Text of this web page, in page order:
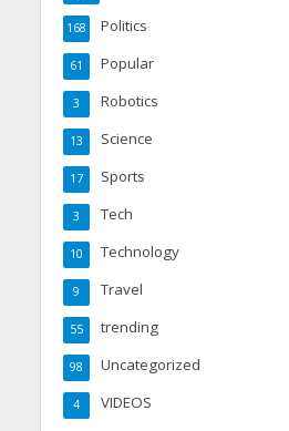
Politics
168
Popular
61
Robotics
3
Science
13
Sports
17
Tech
3
Technology
10
Travel
9
trending
55
Uncategorized
98
VIDEOS
4